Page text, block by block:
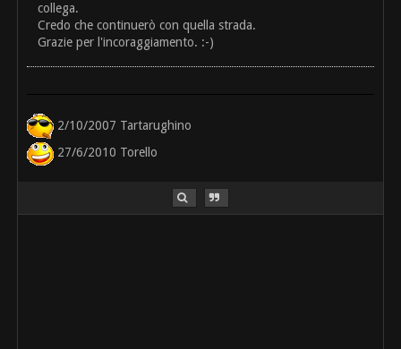
collega.
Credo che continuerò con quella strada.
Grazie per l'incoraggiamento. :-)
2/10/2007 Tartarughino
27/6/2010 Torello